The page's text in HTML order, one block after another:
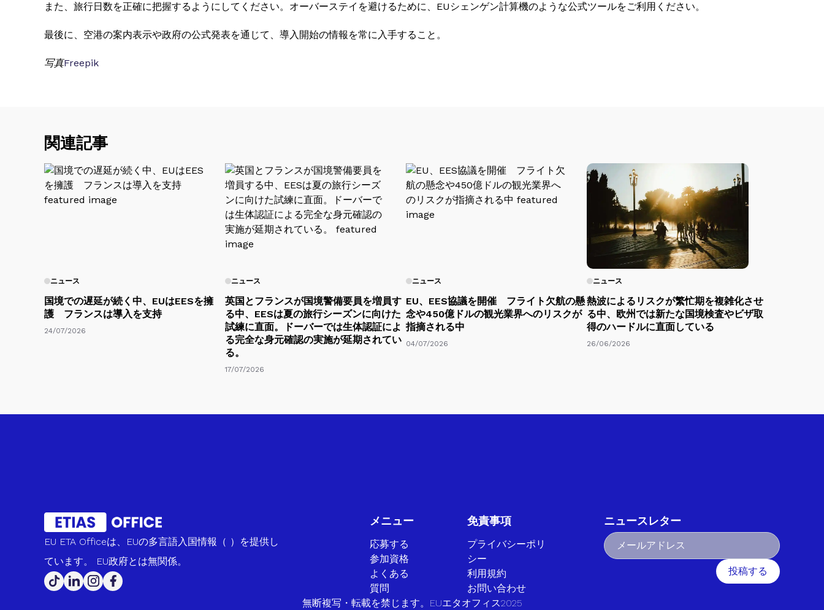
また、旅行日数を正確に把握するようにしてください。オーバーステイを避けるために、EUシェンゲン計算機のような公式ツールをご利用ください。
最後に、空港の案内表示や政府の公式発表を通じて、導入開始の情報を常に入手すること。
写真Freepik
関連記事
ニュース
国境での遅延が続く中、EUはEESを擁
護 フランスは導入を支持
24/07/2026
ニュース
英国とフランスが国境警備要員を増員す
る中、EESは夏の旅行シーズンに向けた
試練に直面。ドーバーでは生体認証によ
る完全な身元確認の実施が延期されてい
る。
17/07/2026
ニュース
EU、EES協議を開催 フライト欠航の懸
念や450億ドルの観光業界へのリスクが
指摘される中
04/07/2026
ニュース
熱波によるリスクが繁忙期を複雑化させ
る中、欧州では新たな国境検査やビザ取
得のハードルに直面している
26/06/2026
EU ETA Officeは、EUの多言語入国情報（ ）を提供し
ています。 EU政府とは無関係。
メニュー
応募する
参加資格
よくある
質問
免責事項
プライバシーポリ
シー
利用規約
お問い合わせ
ニュースレター
投稿する
無断複写・転載を禁じます。EUエタオフィス2025